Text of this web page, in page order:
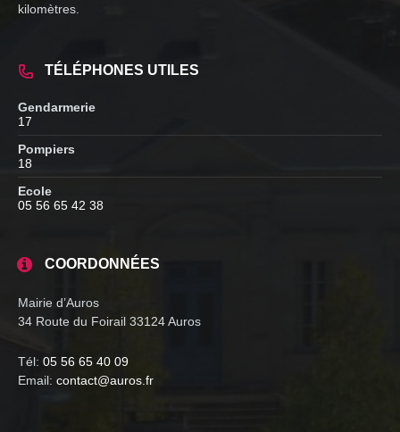
kilomètres.
TÉLÉPHONES UTILES
Gendarmerie
17
Pompiers
18
Ecole
05 56 65 42 38
COORDONNÉES
Mairie d’Auros
34 Route du Foirail 33124 Auros
Tél: 05 56 65 40 09
Email: contact@auros.fr